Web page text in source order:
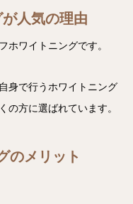
人気の理由
ホワイトニングです。
身で行うホワイトニング
の方に選ばれています。
のメリット